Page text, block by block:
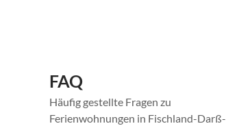
FAQ
Häufig gestellte Fragen zu
Ferienwohnungen in Fischland-Darß-